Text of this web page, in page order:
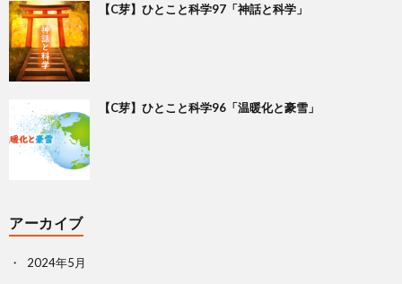
【C芽】ひとこと科学97「神話と科学」
【C芽】ひとこと科学96「温暖化と豪雪」
アーカイブ
2024年5月